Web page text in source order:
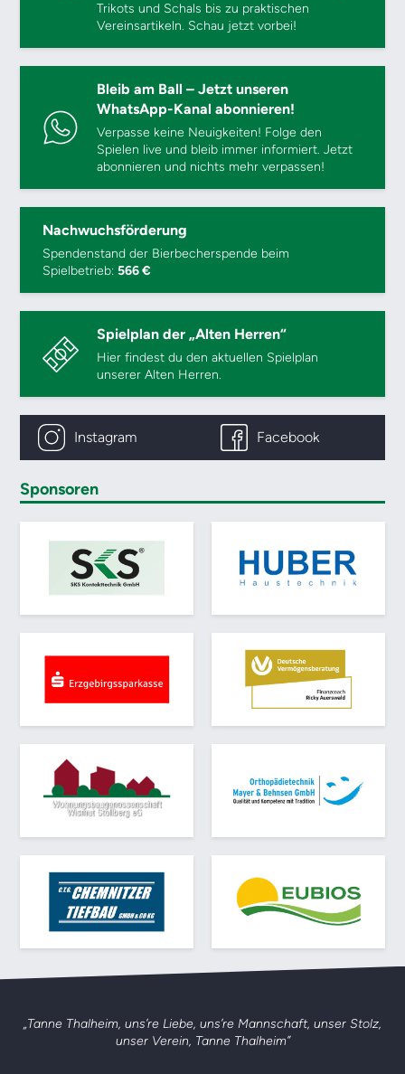
Trikots und Schals bis zu praktischen
Vereinsartikeln. Schau jetzt vorbei!
Bleib am Ball – Jetzt unseren
WhatsApp-Kanal abonnieren!
Verpasse keine Neuigkeiten! Folge den
Spielen live und bleib immer informiert. Jetzt
abonnieren und nichts mehr verpassen!
Nachwuchsförderung
Spendenstand der Bierbecherspende beim
Spielbetrieb:566 €
Spielplan der „Alten Herren“
Hier findest du den aktuellen Spielplan
unserer Alten Herren.
Instagram Facebook
Sponsoren
„Tanne Thalheim, uns’re Liebe, uns’re Mannschaft, unser Stolz,
unser Verein, Tanne Thalheim”